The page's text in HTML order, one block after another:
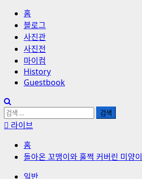
홈
블로그
사진관
사진전
마이컴
History
Guestbook
검
색:라이브
홈
돌아온 꼬맹이와 훌쩍 커버린 미양이
일반